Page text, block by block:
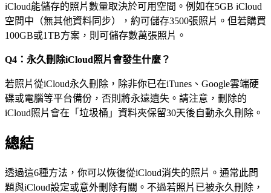
iCloud能儲存的照片數量取決於可用空間。例如在5GB iCloud
空間中（無其他資料同步），約可儲存3500張照片。但若購買
100GB或1TB方案，則可儲存數萬張照片。
Q4：永久刪除iCloud照片會發生什麼？
若照片從iCloud永久刪除，除非你已在iTunes、Google雲端硬
碟或電腦等平台備份，否則將永遠遺失。請注意，刪除的
iCloud照片會在「垃圾桶」資料夾保留30天後自動永久刪除。
總結
透過這6種方法，你可以恢復從iCloud消失的照片。通常此問
題與iCloud設定或意外刪除有關。不過若照片已被永久刪除，